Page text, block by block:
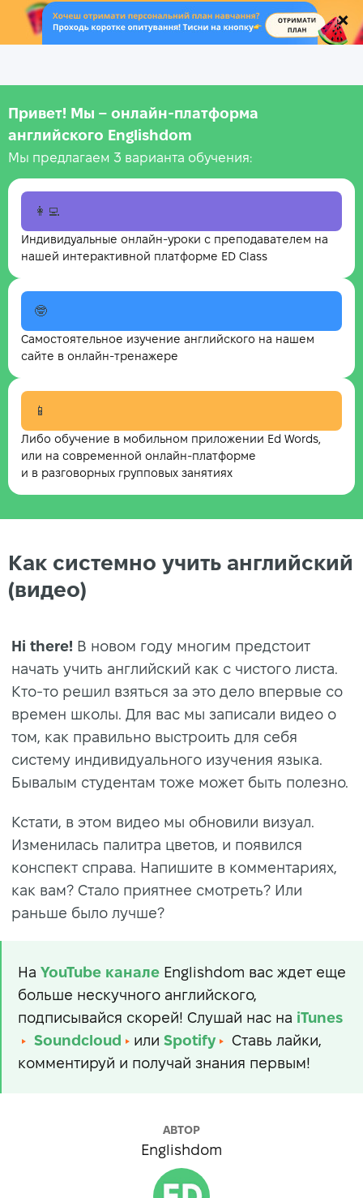
.
Привет! Мы – онлайн‑платформа
английского Englishdom
Мы предлагаем 3 варианта обучения:
👩‍💻
Индивидуальные онлайн-уроки с преподавателем на
нашей интерактивной платформе ED Class
🤓
Самостоятельное изучение английского на нашем
сайте в онлайн-тренажере
📱
Либо обучение в мобильном приложении Ed Words,
или на современной онлайн-платформе
и в разговорных групповых занятиях
Как системно учить английский
(видео)
Hi there! В новом году многим предстоит
начать учить английский как с чистого листа.
Кто-то решил взяться за это дело впервые со
времен школы. Для вас мы записали видео о
том, как правильно выстроить для себя
систему индивидуального изучения языка.
Бывалым студентам тоже может быть полезно.
Кстати, в этом видео мы обновили визуал.
Изменилась палитра цветов, и появился
конспект справа. Напишите в комментариях,
как вам? Стало приятнее смотреть? Или
раньше было лучше?
На YouTube канале Englishdom вас ждет еще
больше нескучного английского,
подписывайся скорей! Слушай нас на iTunes
Soundcloud
или Spotify
Ставь лайки,
комментируй и получай знания первым!
АВТОР
Englishdom